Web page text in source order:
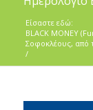
Είσαστε εδώ:
BLACK MONEY
Σοφοκλέους, από
/